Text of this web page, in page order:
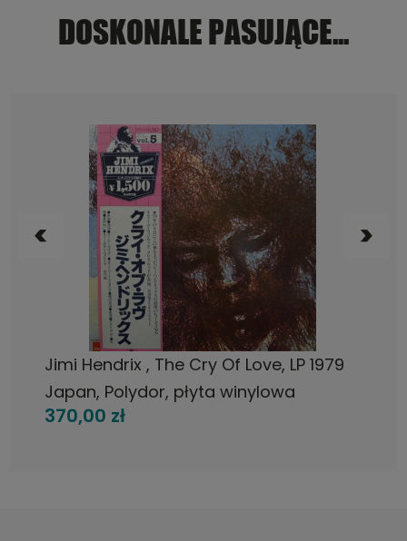
DOSKONALE PASUJĄCE...
Jimi Hendrix , The Cry Of Love, LP 1979
Japan, Polydor, płyta winylowa
370,00 zł
DO KOSZYKA